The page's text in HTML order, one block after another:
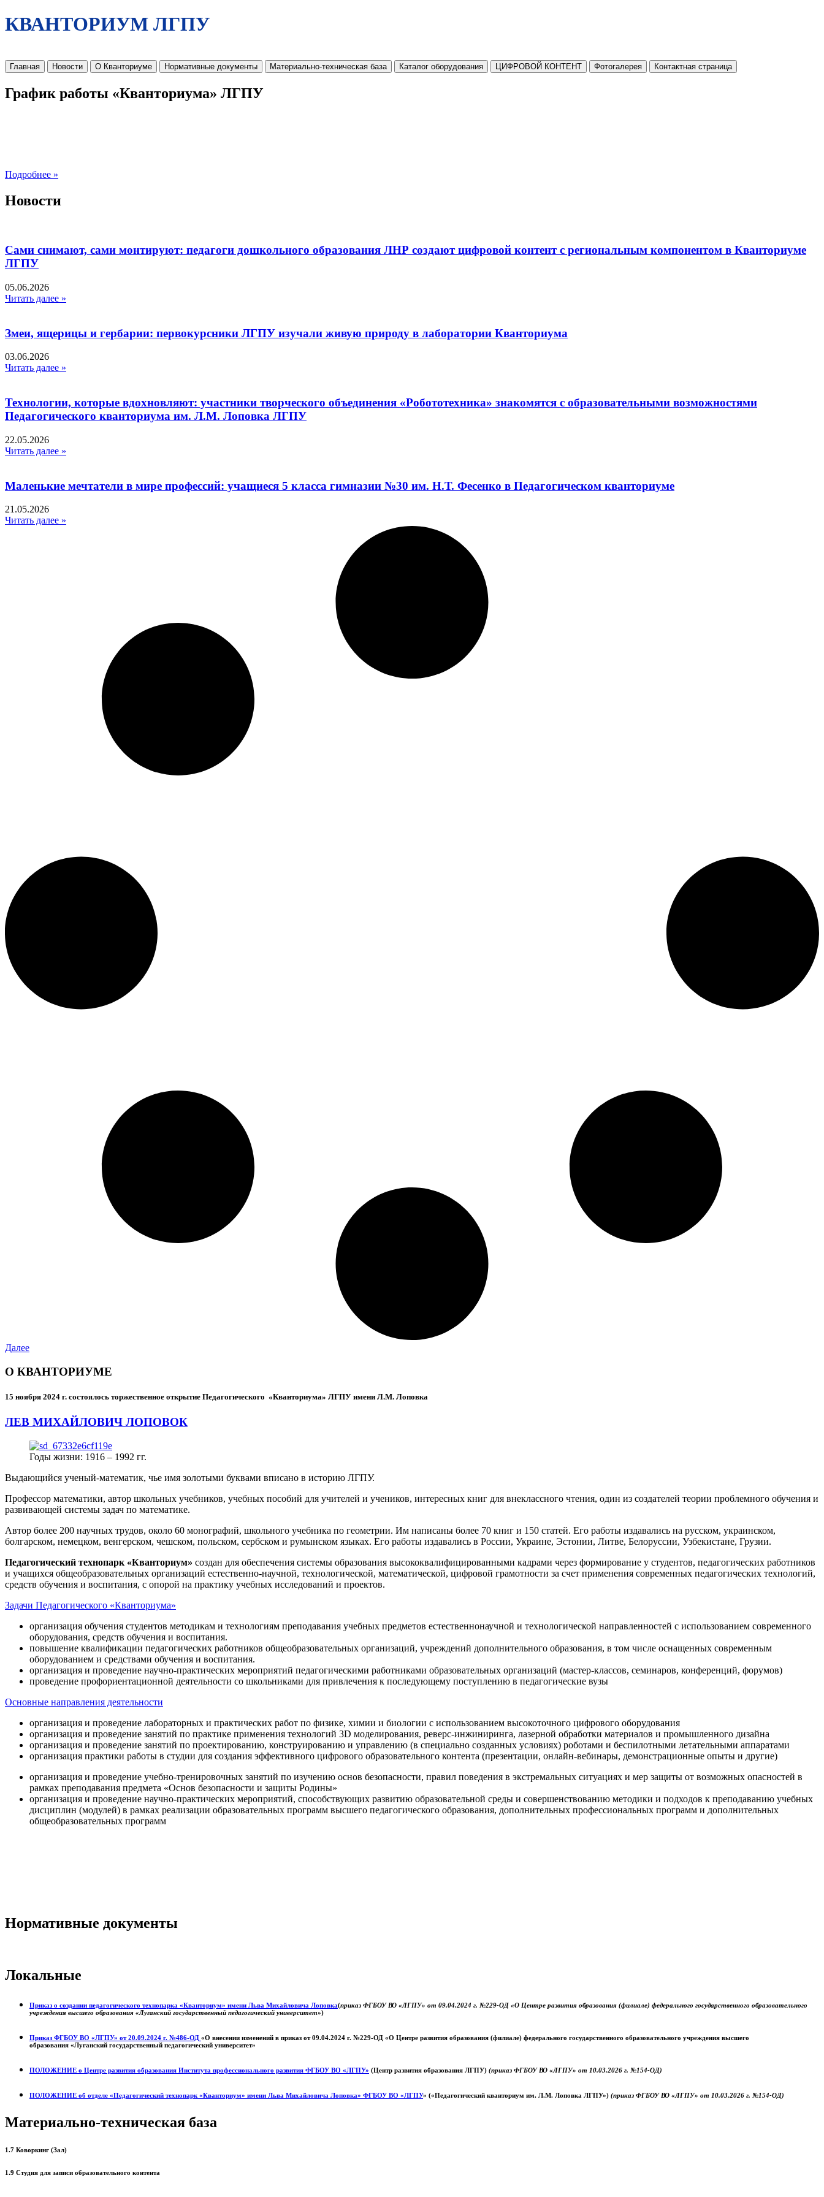
КВАНТОРИУМ ЛГПУ
Главная Новости О Кванториуме Нормативные документы Материально-техническая база Каталог оборудования ЦИФРОВОЙ КОНТЕНТ Фотогалерея Контактная страница
График работы «Кванториума» ЛГПУ
Подробнее »
Новости
Сами снимают, сами монтируют: педагоги дошкольного образования ЛНР создают цифровой контент с региональным компонентом в Кванториуме
ЛГПУ​
05.06.2026
Читать далее »
Змеи, ящерицы и гербарии: первокурсники ЛГПУ изучали живую природу в лаборатории Кванториума
03.06.2026
Читать далее »
Технологии, которые вдохновляют: участники творческого объединения «Робототехника» знакомятся с образовательными возможностями
Педагогического кванториума им. Л.М. Лоповка ЛГПУ
22.05.2026
Читать далее »
Маленькие мечтатели в мире профессий: учащиеся 5 класса гимназии №30 им. Н.Т. Фесенко в Педагогическом кванториуме
21.05.2026
Читать далее »
Далее
О КВАНТОРИУМЕ
15 ноября 2024 г. состоялось торжественное открытие Педагогического «Кванториума» ЛГПУ имени Л.М. Лоповка
ЛЕВ МИХАЙЛОВИЧ ЛОПОВОК
Годы жизни: 1916 – 1992 гг.
Выдающийся ученый-математик, чье имя золотыми буквами вписано в историю ЛГПУ.
Профессор математики, автор школьных учебников, учебных пособий для учителей и учеников, интересных книг для внеклассного чтения, один из создателей теории проблемного обучения и
развивающей системы задач по математике.
Автор более 200 научных трудов, около 60 монографий, школьного учебника по геометрии. Им написаны более 70 книг и 150 статей. Его работы издавались на русском, украинском,
болгарском, немецком, венгерском, чешском, польском, сербском и румынском языках. Его работы издавались в России, Украине, Эстонии, Литве, Белоруссии, Узбекистане, Грузии.
Педагогический технопарк «Кванториум» создан для обеспечения системы образования высококвалифицированными кадрами через формирование у студентов, педагогических работников
и учащихся общеобразовательных организаций естественно-научной, технологической, математической, цифровой грамотности за счет применения современных педагогических технологий,
средств обучения и воспитания, с опорой на практику учебных исследований и проектов.
Задачи Педагогического «Кванториума»
организация обучения студентов методикам и технологиям преподавания учебных предметов естественнонаучной и технологической направленностей с использованием современного
оборудования, средств обучения и воспитания.
повышение квалификации педагогических работников общеобразовательных организаций, учреждений дополнительного образования, в том числе оснащенных современным
оборудованием и средствами обучения и воспитания.
организация и проведение научно-практических мероприятий педагогическими работниками образовательных организаций (мастер-классов, семинаров, конференций, форумов)
проведение профориентационной деятельности со школьниками для привлечения к последующему поступлению в педагогические вузы
Основные направления деятельности
организация и проведение лабораторных и практических работ по физике, химии и биологии с использованием высокоточного цифрового оборудования
организация и проведение занятий по практике применения технологий 3D моделирования, реверс-инжиниринга, лазерной обработки материалов и промышленного дизайна
организация и проведение занятий по проектированию, конструированию и управлению (в специально созданных условиях) роботами и беспилотными летательными аппаратами
организация практики работы в студии для создания эффективного цифрового образовательного контента (презентации, онлайн-вебинары, демонстрационные опыты и другие)
организация и проведение учебно-тренировочных занятий по изучению основ безопасности, правил поведения в экстремальных ситуациях и мер защиты от возможных опасностей в
рамках преподавания предмета «Основ безопасности и защиты Родины»
организация и проведение научно-практических мероприятий, способствующих развитию образовательной среды и совершенствованию методики и подходов к преподаванию учебных
дисциплин (модулей) в рамках реализации образовательных программ высшего педагогического образования, дополнительных профессиональных программ и дополнительных
общеобразовательных программ
Нормативные документы
Локальные
Приказ о создании педагогического технопарка «Кванториум» имени Льва Михайловича Лоповка(приказ ФГБОУ ВО «ЛГПУ» от 09.04.2024 г. №229-ОД «О Центре развития образования (филиале) федерального государственного образовательного
учреждения высшего образования «Луганский государственный педагогический университет»)
Приказ ФГБОУ ВО «ЛГПУ» от 20.09.2024 г. №486-ОД «О внесении изменений в приказ от 09.04.2024 г. №229-ОД «О Центре развития образования (филиале) федерального государственного образовательного учреждения высшего
образования «Луганский государственный педагогический университет»
ПОЛОЖЕНИЕ о Центре развития образования Института профессионального развития ФГБОУ ВО «ЛГПУ» (Центр развития образования ЛГПУ) (приказ ФГБОУ ВО «ЛГПУ» от 10.03.2026 г. №154-ОД)
ПОЛОЖЕНИЕ об отделе «Педагогический технопарк «Кванториум» имени Льва Михайловича Лоповка» ФГБОУ ВО «ЛГПУ» («Педагогический кванториум им. Л.М. Лоповка ЛГПУ») (приказ ФГБОУ ВО «ЛГПУ» от 10.03.2026 г. №154-ОД)
Материально-техническая база
1.7 Коворкинг (Зал)
1.9 Студия для записи образовательного контента